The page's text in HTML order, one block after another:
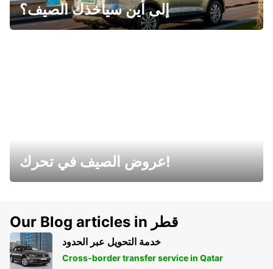
إلى أين سيأخذك الصيف؟
عروض الصيف في تحرك!
Our Blog articles in قطر
خدمة التحويل عبر الحدود
Cross-border transfer service in Qatar